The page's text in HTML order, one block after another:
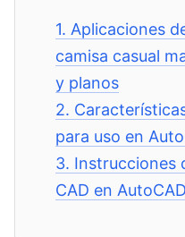
1. Aplicaciones
camisa casual
y planos
2.
para uso en
3. Instrucciones
CAD en